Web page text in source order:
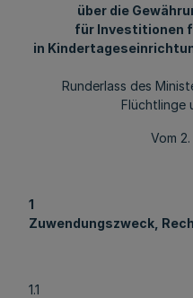
über die
für Investitionen
in
Runderlass des
Flüchtlinge
Vom
1
Zuwendungszweck,
1.1